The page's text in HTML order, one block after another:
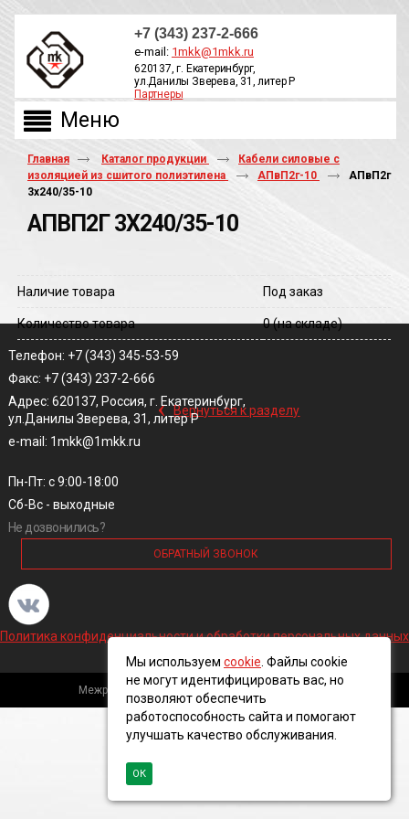
+7 (343) 237-2-666
e-mail: 1mkk@1mkk.ru
620137, г. Екатеринбург,
ул.Данилы Зверева, 31, литер Р
Партнеры
Главная Каталог продукции
Кабели силовые с
изоляцией из сшитого полиэтилена
АПвП2г-10
АПвП2г
3х240/35-10
АПВП2Г 3Х240/35-10
Наличие товара Под заказ
Количество товара 0(на складе)
‹ Вернуться к разделу
Телефон: +7 (343) 345-53-59
Факс: +7 (343) 237-2-666
Адрес: 620137, Россия, г. Екатеринбург,
ул.Данилы Зверева, 31, литер Р
e-mail: 1mkk@1mkk.ru
Пн-Пт: с 9:00-18:00
Сб-Вс - выходные
Не дозвонились?
ОБРАТНЫЙ ЗВОНОК
Политика конфиденциальности и обработки персональных данных
Межрегиональная кабельная компания, 2016 ©
Мы используем cookie . Файлы cookie
не могут идентифицировать вас, но
позволяют обеспечить
работоспособность сайта и помогают
улучшать качество обслуживания.
ОК